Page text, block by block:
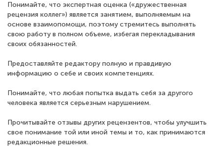
Понимайте, что экспертная оценка («дружественная
рецензия коллег») является занятием, выполняемым на
основе взаимопомощи, поэтому стремитесь выполнять
свою работу в полном объеме, избегая перекладывания
своих обязанностей.
Предоставляйте редактору полную и правдивую
информацию о себе и своих компетенциях.
Понимайте, что любая попытка выдать себя за другого
человека является серьезным нарушением.
Прочитывайте отзывы других рецензентов, чтобы улучшить
свое понимание той или иной темы и то, как принимаются
редакционные решения.